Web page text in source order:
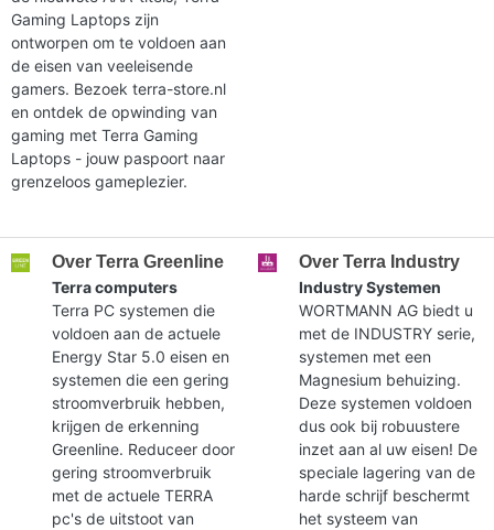
Gaming Laptops zijn
ontworpen om te voldoen aan
de eisen van veeleisende
gamers. Bezoek terra-store.nl
en ontdek de opwinding van
gaming met Terra Gaming
Laptops - jouw paspoort naar
grenzeloos gameplezier.
Over Terra Greenline
Terra computers
Terra PC systemen die
voldoen aan de actuele
Energy Star 5.0 eisen en
systemen die een gering
stroomverbruik hebben,
krijgen de erkenning
Greenline. Reduceer door
gering stroomverbruik
met de actuele TERRA
pc's de uitstoot van
Over Terra Industry
Industry Systemen
WORTMANN AG biedt u
met de INDUSTRY serie,
systemen met een
Magnesium behuizing.
Deze systemen voldoen
dus ook bij robuustere
inzet aan al uw eisen! De
speciale lagering van de
harde schrijf beschermt
het systeem van